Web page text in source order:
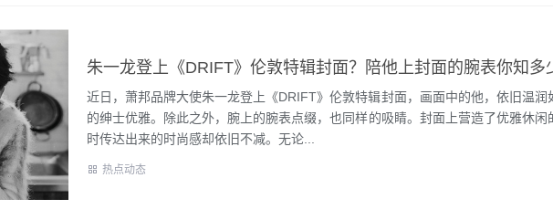
朱一龙登上《DRIFT》伦敦特辑封面？陪他上封面的腕表你知多
近日，萧邦品牌大使朱一龙登上《DRIFT》伦敦特辑封面，画面中的他，依旧温润
的绅士优雅。除此之外，腕上的腕表点缀，也同样的吸睛。封面上营造了优雅休闲
时传达出来的时尚感却依旧不减。无论...
热点动态